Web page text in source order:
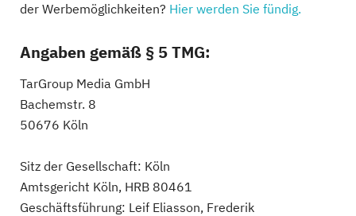
der Werbemöglichkeiten? Hier werden Sie fündig.
Angaben gemäß § 5 TMG:
TarGroup Media GmbH
Bachemstr. 8
50676 Köln
Sitz der Gesellschaft: Köln
Amtsgericht Köln, HRB 80461
Geschäftsführung: Leif Eliasson, Frederik